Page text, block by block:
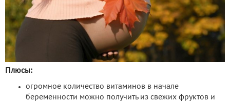
Плюсы:
огромное количество витаминов в начале
беременности можно получить из свежих фруктов и